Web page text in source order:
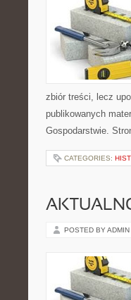
zbiór treści, lecz
publikowanych
Gospodarstwie.
CATEGORIES:
POSTED BY ADMIN